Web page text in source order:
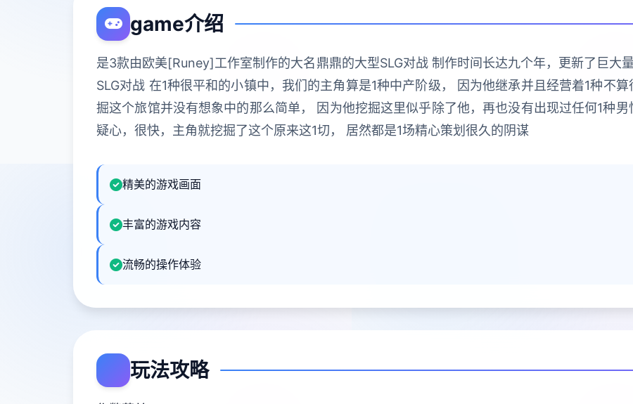
game介绍
是3款由欧美[Runey]工作室制作的大名鼎鼎的大型SLG对战 制作时间长达九个年，更新了巨大
SLG对战 在1种很平和的小镇中，我们的主角算是1种中产阶级， 因为他继承并且经营着1种不
掘这个旅馆并没有想象中的那么简单， 因为他挖掘这里似乎除了他，再也没有出现过任何1种
疑心，很快，主角就挖掘了这个原来这1切， 居然都是1场精心策划很久的阴谋
精美的游戏画面
丰富的游戏内容
流畅的操作体验
玩法攻略